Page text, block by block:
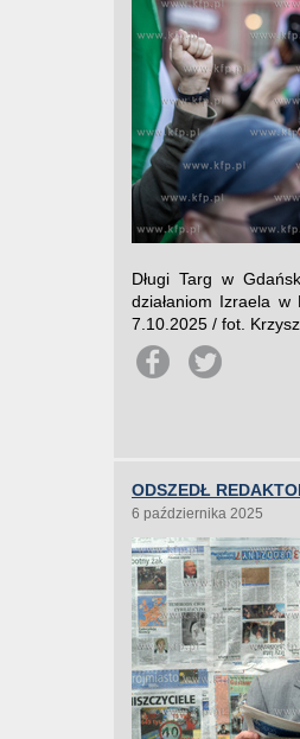
Długi Targ w
działaniom Izraela
7.10.2025 / fot.
ODSZEDŁ
6 października 2025